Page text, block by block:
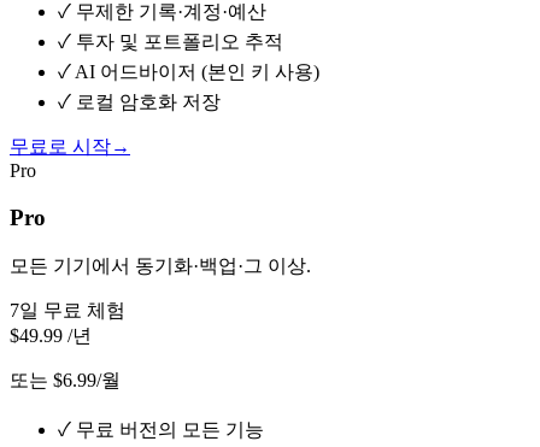
✓ 무제한 기록·계정·예산
✓ 투자 및 포트폴리오 추적
✓ AI 어드바이저 (본인 키 사용)
✓ 로컬 암호화 저장
무료로 시작→
Pro
Pro
모든 기기에서 동기화·백업·그 이상.
7일 무료 체험
$49.99 /년
또는 $6.99/월
✓ 무료 버전의 모든 기능